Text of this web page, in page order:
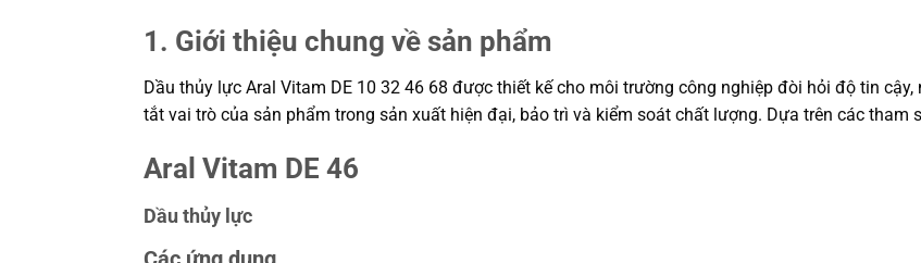
1. Giới thiệu chung về sản phẩm
Dầu thủy lực Aral Vitam DE 10 32 46 68 được thiết kế cho môi trường công nghiệp đòi hỏi độ tin
tắt vai trò của sản phẩm trong sản xuất hiện đại, bảo trì và kiểm soát chất lượng. Dựa trên các tham
Aral Vitam DE 46
Dầu thủy lực